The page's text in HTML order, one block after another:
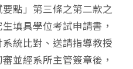
點」第三條之第二款之
填具學位考試申請書，
統比對、送請指導教授
並經系所主管簽章後，